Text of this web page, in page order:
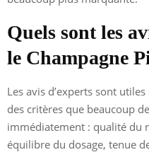
Quels sont les
le Champagne
Les avis d’experts sont
des critères que beaucoup
immédiatement : qualité du
équilibre du dosage, tenue